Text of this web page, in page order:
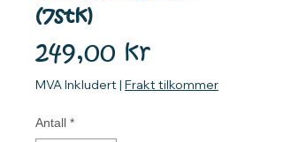
(7stk)
249,00 krPris
MVA Inkludert | Frakt tilkommer
Antall *